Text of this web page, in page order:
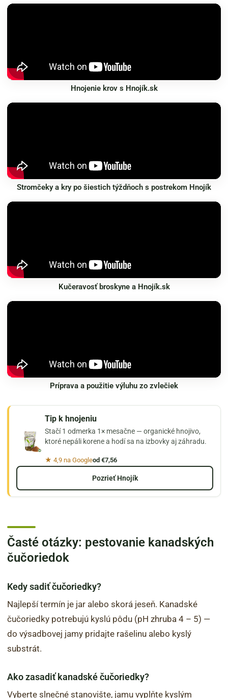
Hnojenie krov s Hnojík.sk
Stromčeky a kry po šiestich týždňoch s postrekom Hnojík
Kučeravosť broskyne a Hnojík.sk
Príprava a použitie výluhu zo zvlečiek
Tip k hnojeniu
Stačí 1 odmerka 1× mesačne — organické hnojivo,
ktoré nepáli korene a hodí sa na izbovky aj záhradu.
★ 4,9 na Googleod €7,56
Pozrieť Hnojík
Časté otázky: pestovanie kanadských
čučoriedok
Kedy sadiť čučoriedky?
Najlepší termín je jar alebo skorá jeseň. Kanadské
čučoriedky potrebujú kyslú pôdu (pH zhruba 4 – 5) —
do výsadbovej jamy pridajte rašelinu alebo kyslý
substrát.
Ako zasadiť kanadské čučoriedky?
Vyberte slnečné stanovište, jamu vyplňte kyslým